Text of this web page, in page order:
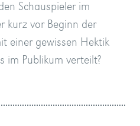
Schauspieler im
kurz vor Beginn der
einer gewissen Hektik
im Publikum verteilt?